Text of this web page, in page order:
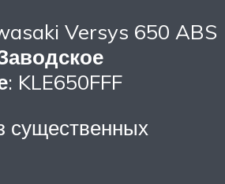
Versys 650 ABS
: KLE650FFF
существенных